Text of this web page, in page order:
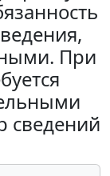
При
сведений